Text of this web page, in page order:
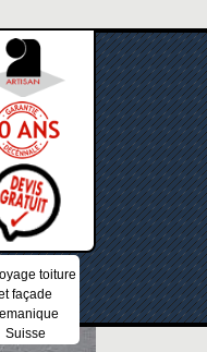
toiture
façade
Suisse